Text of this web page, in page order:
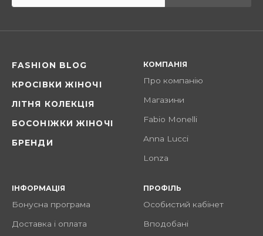
FASHION BLOG
КРОСІВКИ ЖІНОЧІ
ЛІТНЯ КОЛЕКЦІЯ
БОСОНІЖКИ ЖІНОЧІ
БРЕНДИ
КОМПАНІЯ
Про компанію
Магазини
Fabio Monelli
Anna Lucci
Lonza
ІНФОРМАЦІЯ
Бонусна програма
Доставка і оплата
ПРОФІЛЬ
Особистий кабінет
Вподобані